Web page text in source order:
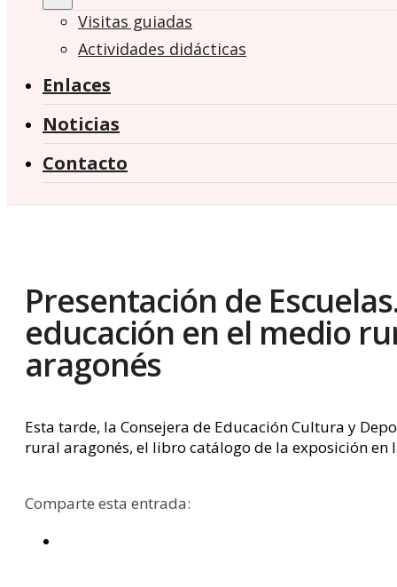
Visitas guiadas
Actividades didácticas
Enlaces
Noticias
Contacto
Presentación de
educación en el medio
aragonés
Esta tarde, la Consejera de Educación Cultura y
rural aragonés, el libro catálogo de la exposición en
Comparte esta entrada: